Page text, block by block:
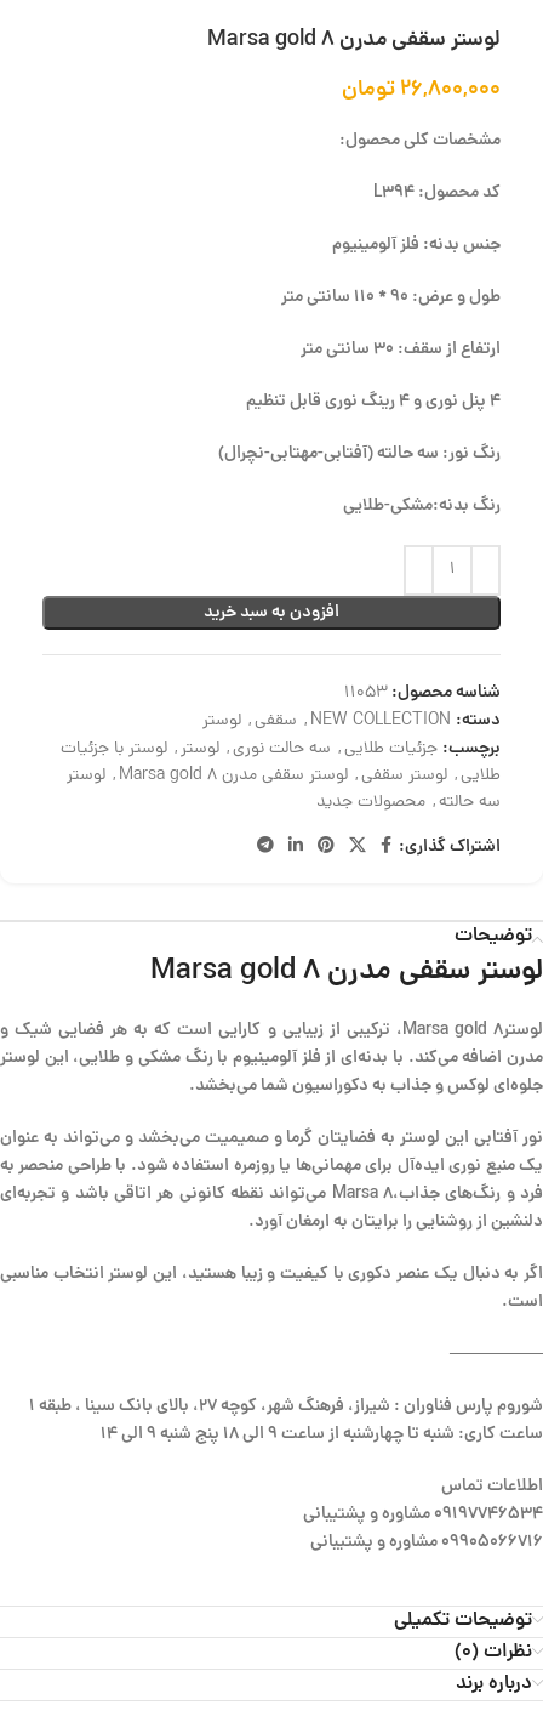
لوستر سقفی مدرن Marsa gold 8
۲۶,۸۰۰,۰۰۰تومان
مشخصات کلی محصول:
کد محصول: L394
جنس بدنه: فلز آلومینیوم
طول و عرض: 90 * 110 سانتی متر
ارتفاع از سقف: 30 سانتی متر
4 پنل نوری و 4 رینگ نوری قابل تنظیم
رنگ نور: سه حالته (آفتابی-مهتابی-نچرال)
رنگ بدنه:مشکی-طلایی
افزودن به سبد خرید
شناسه محصول:11053
دسته: NEW COLLECTION
, سقفی, لوستر
برچسب: جزئیات طلایی, سه حالت نوری, لوستر, لوستر با جزئیات
طلایی, لوستر سقفی, لوستر سقفی مدرن Marsa gold 8 , لوستر
سه حالته, محصولات جدید
اشتراک گذاری:
توضیحات
لوستر سقفی مدرن 8 Marsa gold
لوستر8 Marsa gold، ترکیبی از زیبایی و کارایی است که به هر فضایی شیک و
مدرن اضافه می‌کند. با بدنه‌ای از فلز آلومینیوم با رنگ مشکی و طلایی، این لوستر
جلوه‌ای لوکس و جذاب به دکوراسیون شما می‌بخشد.
نور آفتابی این لوستر به فضایتان گرما و صمیمیت می‌بخشد و می‌تواند به عنوان
یک منبع نوری ایده‌آل برای مهمانی‌ها یا روزمره استفاده شود. با طراحی منحصر به
فرد و رنگ‌های جذاب،8 Marsa می‌تواند نقطه کانونی هر اتاقی باشد و تجربه‌ای
دلنشین از روشنایی را برایتان به ارمغان آورد.
اگر به دنبال یک عنصر دکوری با کیفیت و زیبا هستید، این لوستر انتخاب مناسبی
است.
—————–
شوروم پارس فناوران : شیراز، فرهنگ شهر، کوچه 27، بالای بانک سینا ، طبقه 1
ساعت کاری: شنبه تا چهارشنبه از ساعت 9 الی 18 پنج شنبه 9 الی 14
اطلاعات تماس
09197746534 مشاوره و پشتیبانی
09905066716 مشاوره و پشتیبانی
توضیحات تکمیلی
نظرات (0)
درباره برند